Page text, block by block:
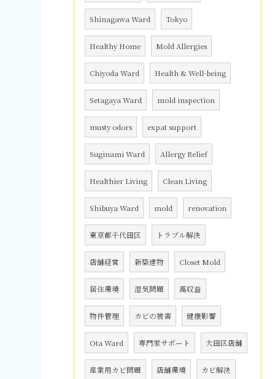
Shinagawa Ward Tokyo
Healthy Home Mold Allergies
Chiyoda Ward Health & Well-being
Setagaya Ward mold inspection
musty odors expat support
Suginami Ward Allergy Relief
Healthier Living Clean Living
Shibuya Ward mold renovation
東京都千代田区 トラブル解決
店舗経営 新築建物 Closet Mold
居住環境 湿気問題 高収益
物件管理 カビの被害 健康影響
Ota Ward 専門家サポート 大田区店舗
産業用カビ問題 店舗環境 カビ解決